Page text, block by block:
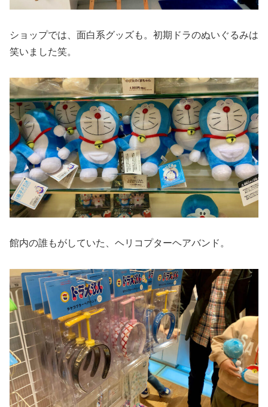
ショップでは、面白系グッズも。初期ドラのぬいぐるみは
笑いました笑。
館内の誰もがしていた、ヘリコプターヘアバンド。